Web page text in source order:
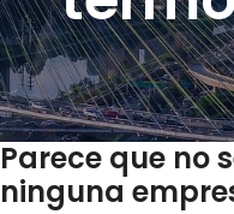
Parece que no
ninguna